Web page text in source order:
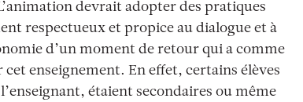
devrait adopter des pratiques
respectueux et propice au dialogue et à
d’un moment de retour qui a comme
enseignement. En effet, certains élèves
étaient secondaires ou même